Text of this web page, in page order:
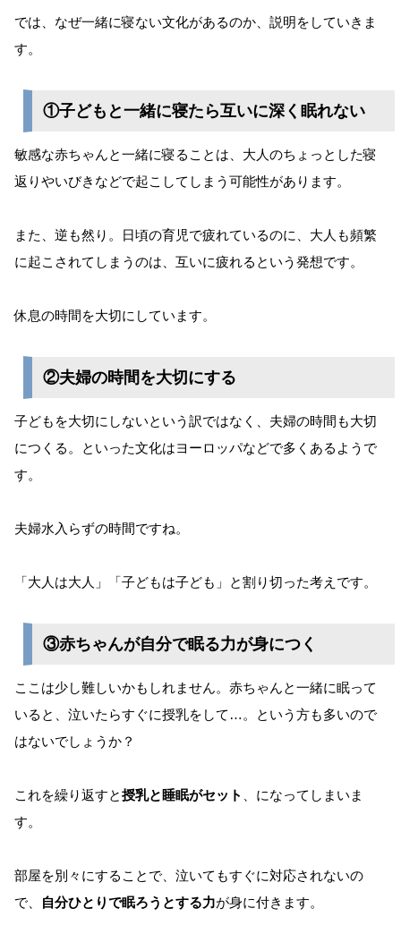
では、なぜ一緒に寝ない文化があるのか、説明をしていきま
す。
①子どもと一緒に寝たら互いに深く眠れない
敏感な赤ちゃんと一緒に寝ることは、大人のちょっとした寝
返りやいびきなどで起こしてしまう可能性があります。
また、逆も然り。日頃の育児で疲れているのに、大人も頻繁
に起こされてしまうのは、互いに疲れるという発想です。
休息の時間を大切にしています。
②夫婦の時間を大切にする
子どもを大切にしないという訳ではなく、夫婦の時間も大切
につくる。といった文化はヨーロッパなどで多くあるようで
す。
夫婦水入らずの時間ですね。
「大人は大人」「子どもは子ども」と割り切った考えです。
③赤ちゃんが自分で眠る力が身につく
ここは少し難しいかもしれません。赤ちゃんと一緒に眠って
いると、泣いたらすぐに授乳をして…。という方も多いので
はないでしょうか？
これを繰り返すと授乳と睡眠がセット
、になってしまいま
す。
部屋を別々にすることで、泣いてもすぐに対応されないの
で、
自分ひとりで眠ろうとする力が身に付きます。